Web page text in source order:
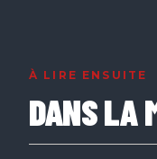
À LIRE ENSUITE
DANS LA